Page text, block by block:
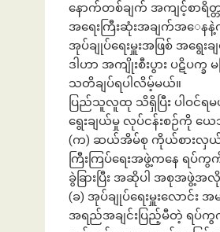
နောက်တစ်ချက် အကျင့်စာရိတ္
အရေးကြီးဆုံးအချက်အ‌ေနနဲ့
အုပ်ချုပ်ရေးမှူးအဖြစ် အရွေ
ဒါဟာ အကျိုးစီးပွား ပဋိပ
သတိချပ်ရပါလိမ့်မယ်။
ပြည်သူလူထု သိရှိပြီး ပါဝင်
ရွေးချယ်မှု လုပ်ငန်းစဉ်ကို ယ
(က) ဆယ်အိမ်စု ကိုယ်စားလှယ် (ဆ
ကြီးကြပ်ရေးအဖွဲ့ကနေ ရ
ခွဲခြားပြီး အဆိုပါ အစုအဖွဲ့
(ခ) အုပ်ချုပ်ရေးမှူးလောင်း
အရည်အချင်းပြည့်မီတဲ့ ရပ်